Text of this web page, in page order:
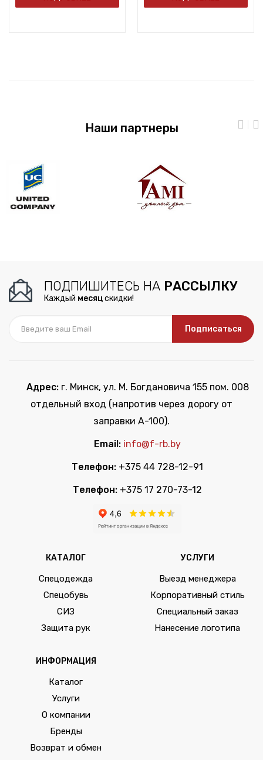
Наши партнеры
ПОДПИШИТЕСЬ НА РАССЫЛКУ
Каждый месяцскидки!
Подписаться
Адрес:г. Минск, ул. М. Богдановича 155 пом. 008
отдельный вход (напротив через дорогу от
заправки А-100).
Email: info@f-rb.by
Телефон: +375 44 728-12-91
Телефон: +375 17 270-73-12
КАТАЛОГ
Спецодежда
Спецобувь
СИЗ
Защита рук
УСЛУГИ
Выезд менеджера
Корпоративный стиль
Специальный заказ
Нанесение логотипа
ИНФОРМАЦИЯ
Каталог
Услуги
О компании
Бренды
Возврат и обмен